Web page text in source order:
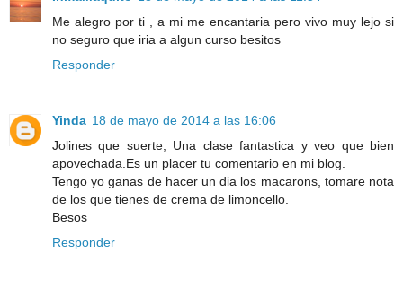
Me alegro por ti , a mi me encantaria pero vivo muy lejo si
no seguro que iria a algun curso besitos
Responder
Yinda 18 de mayo de 2014 a las 16:06
Jolines que suerte; Una clase fantastica y veo que bien
apovechada.Es un placer tu comentario en mi blog.
Tengo yo ganas de hacer un dia los macarons, tomare nota
de los que tienes de crema de limoncello.
Besos
Responder